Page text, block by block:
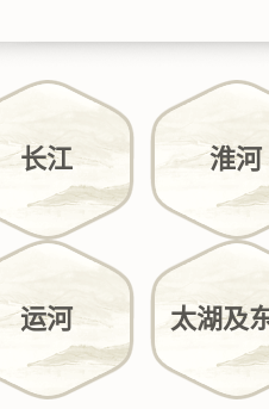
长江 淮河
运河 太湖及